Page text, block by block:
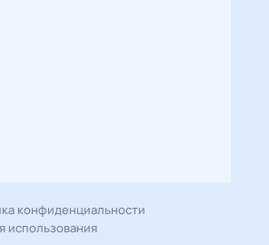
конфиденциальности
использования